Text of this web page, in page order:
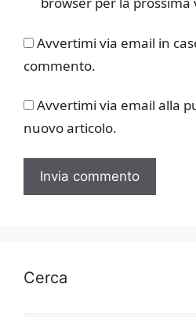
Avvertimi via email in
commento.
Avvertimi via email alla
nuovo articolo.
Cerca